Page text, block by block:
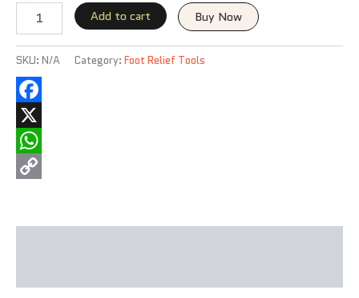
Add to cart Buy Now
SKU: N/A Category: Foot Relief Tools
Facebook
X
WhatsApp